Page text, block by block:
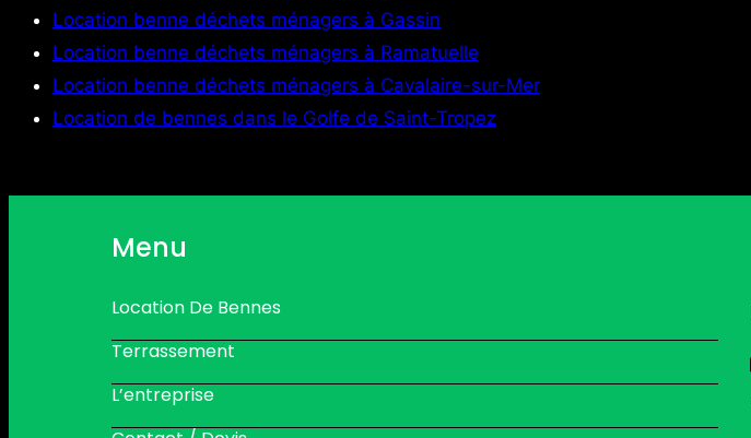
Location benne déchets ménagers à Gassin
Location benne déchets ménagers à Ramatuelle
Location benne déchets ménagers à Cavalaire-sur-Mer
Location de bennes dans le Golfe de Saint-Tropez
Menu
Location De Bennes
Terrassement
L’entreprise